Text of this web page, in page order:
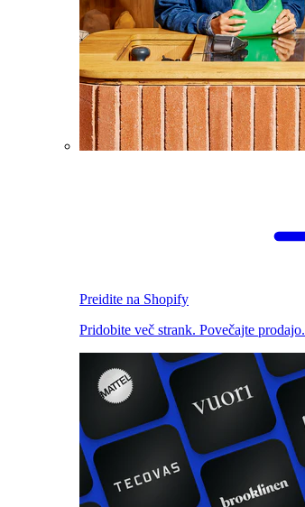
Preidite na Shopify
Pridobite več strank. Povečajte prodajo.